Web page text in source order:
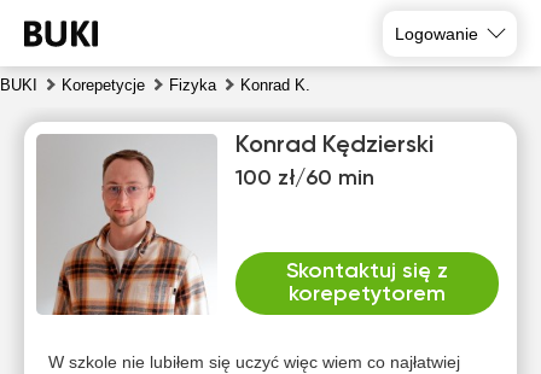
Logowanie
BUKI Korepetycje Fizyka Konrad K.
Konrad Kędzierski
100 zł/60 min
Skontaktuj się z
korepetytorem
W szkole nie lubiłem się uczyć więc wiem co najłatwiej
9
10
11
12
13